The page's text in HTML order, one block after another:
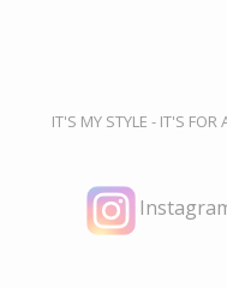
IT'S MY STYLE - IT'S FOR